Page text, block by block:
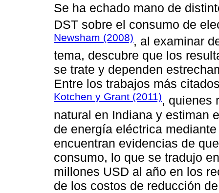
Se ha echado mano de
DST sobre el consumo de
Newsham (2008), al examinar
tema, descubre que los
se trate y dependen
Entre los trabajos más
Kotchen y Grant (2011), quienes
natural en Indiana y estiman
de energía eléctrica
encuentran evidencias de
consumo, lo que se tradujo
millones USD al año en los
de los costos de reducción